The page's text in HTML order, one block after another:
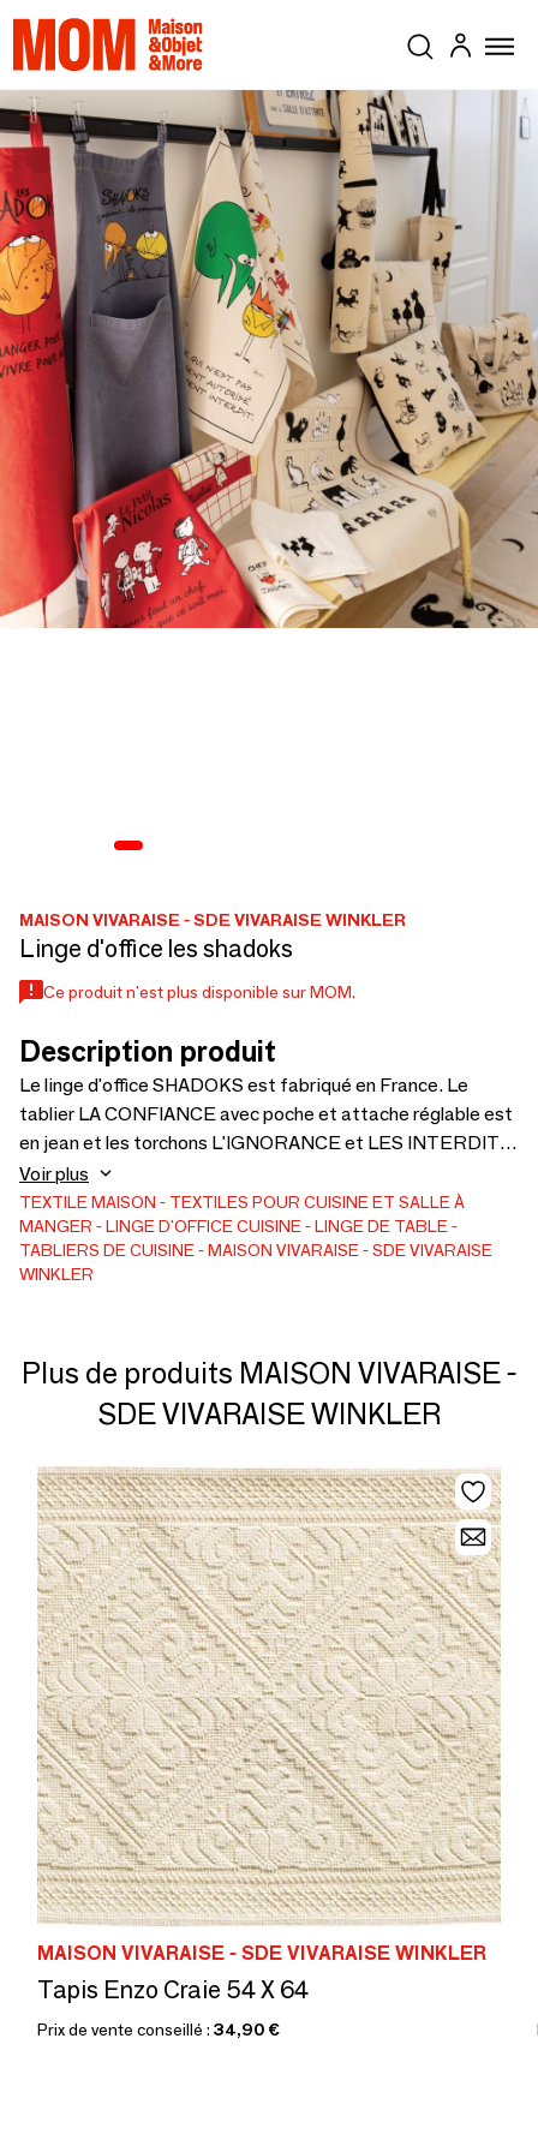
MAISON VIVARAISE - SDE VIVARAISE WINKLER
Linge d'office les shadoks
Ce produit n'est plus disponible sur MOM.
Description produit
Le linge d'office SHADOKS est fabriqué en France. Le
tablier LA CONFIANCE avec poche et attache réglable est
en jean et les torchons L'IGNORANCE et LES INTERDITS
s'assortissent parfaitement pour former une gamme
harmonieuse en cuisine.
Voir plus
TEXTILE MAISON
TEXTILES POUR CUISINE ET SALLE À
MANGER
LINGE D'OFFICECUISINE
LINGE DE TABLE
TABLIERS DE CUISINE
MAISON VIVARAISE - SDE VIVARAISE
WINKLER
Plus de produits MAISON VIVARAISE -
SDE VIVARAISE WINKLER
MAISON VIVARAISE - SDE VIVARAISE WINKLER
Tapis Enzo Craie 54 X 64
Prix de vente conseillé : 34,90 €